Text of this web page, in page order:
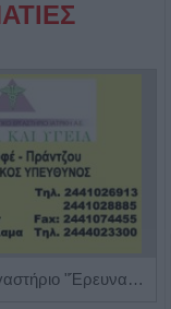
Διαγνωστικό Εργαστήριο "Έρευνα και Υγεία"